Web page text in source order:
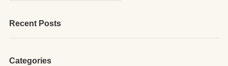
Recent Posts
Categories